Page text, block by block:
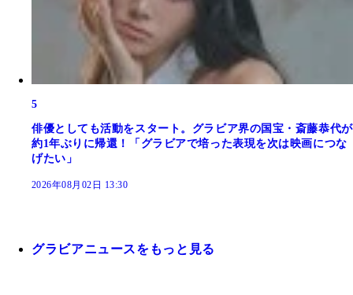
5
俳優としても活動をスタート。グラビア界の国宝・斎藤恭代が
約1年ぶりに帰還！「グラビアで培った表現を次は映画につな
げたい」
2026年08月02日 13:30
グラビアニュースをもっと見る